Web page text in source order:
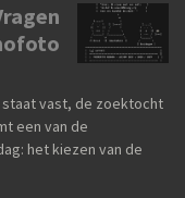
staat vast, de zoektocht
een van de
het kiezen van de